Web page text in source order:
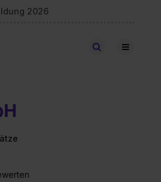
2026
Stellen finden